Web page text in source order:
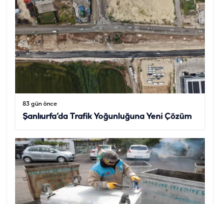
83 gün önce
Şanlıurfa’da Trafik Yoğunluğuna Yeni Çözüm